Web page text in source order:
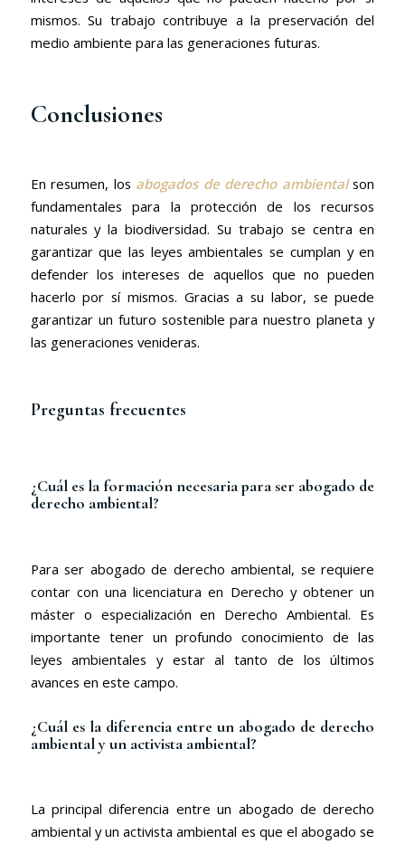
mismos. Su trabajo contribuye a la preservación del
medio ambiente para las generaciones futuras.
Conclusiones
En resumen, los abogados de derecho ambientalson
fundamentales para la protección de los recursos
naturales y la biodiversidad. Su trabajo se centra en
garantizar que las leyes ambientales se cumplan y en
defender los intereses de aquellos que no pueden
hacerlo por sí mismos. Gracias a su labor, se puede
garantizar un futuro sostenible para nuestro planeta y
las generaciones venideras.
Preguntas frecuentes
¿Cuál es la formación necesaria para ser abogado de
derecho ambiental?
Para ser abogado de derecho ambiental, se requiere
contar con una licenciatura en Derecho y obtener un
máster o especialización en Derecho Ambiental. Es
importante tener un profundo conocimiento de las
leyes ambientales y estar al tanto de los últimos
avances en este campo.
¿Cuál es la diferencia entre un abogado de derecho
ambiental y un activista ambiental?
La principal diferencia entre un abogado de derecho
ambiental y un activista ambiental es que el abogado se